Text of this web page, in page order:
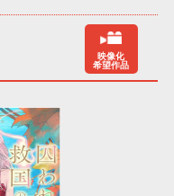
映像化
希望作品